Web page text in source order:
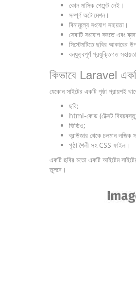
কোন মাসিক পেমেন্ট নেই।
সম্পূর্ণ অটোমেশন।
বিনামূল্যে সংযোগ সহায়তা।
সেবাটি সংযোগ করতে এবং
সিস্টেমটিতে ছবির আকারের
বন্ধুত্বপূর্ণ প্রযুক্তিগত
কিভাবে Laravel
যেকোন সাইটের একটি পৃষ্ঠা প্রায়শই
ছবি;
html-কোড (টেক্সট
ভিডিও;
ব্রাউজার থেকে চলমান লজিক
পৃষ্ঠা শৈলী সহ CSS ফাইল।
একটি ছবির মতো একটি আইটেম
তুলবে।